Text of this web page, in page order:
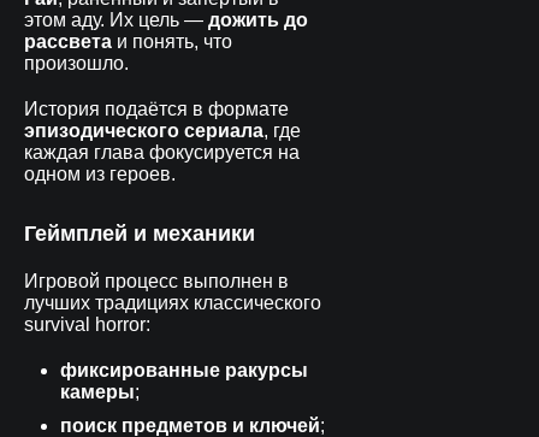
этом аду. Их цель — дожить до
рассвета и понять, что
произошло.
История подаётся в формате
эпизодического сериала, где
каждая глава фокусируется на
одном из героев.
Геймплей и механики
Игровой процесс выполнен в
лучших традициях классического
survival horror:
фиксированные ракурсы
камеры;
поиск предметов и ключей;